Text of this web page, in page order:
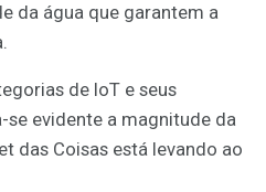
da água que garantem a
de IoT e seus
se evidente a magnitude da
das Coisas está levando ao